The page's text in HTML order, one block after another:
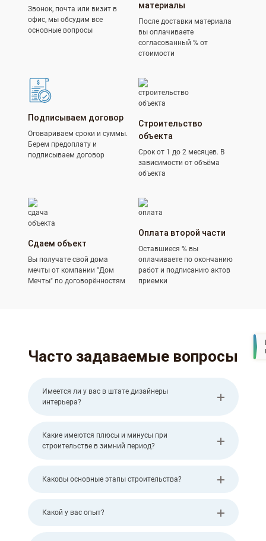
Звонок, почта или визит в
офис, мы обсудим все
основные вопросы
материалы
После доставки материала
вы оплачиваете
согласованный % от
стоимости
Подписываем договор
Оговариваем сроки и суммы.
Берем предоплату и
подписываем договор
Строительство
объекта
Срок от 1 до 2 месяцев. В
зависимости от объёма
объекта
Сдаем объект
Вы получате свой дома
мечты от компании "Дом
Мечты" по договорённостям
Оплата второй части
Оставшиеся % вы
оплачиваете по окончанию
работ и подписанию актов
приемки
Часто задаваемые вопросы
Имеется ли у вас в штате дизайнеры
интерьера?
Какие имеются плюсы и минусы при
строительстве в зимний период?
Каковы основные этапы строительства?
Какой у вас опыт?